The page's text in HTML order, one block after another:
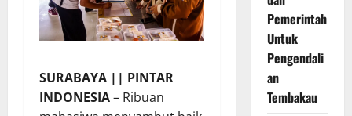
SURABAYA || PINTAR
INDONESIA– Ribuan
Pemerintah
Untuk
Pengendali
an
Tembakau